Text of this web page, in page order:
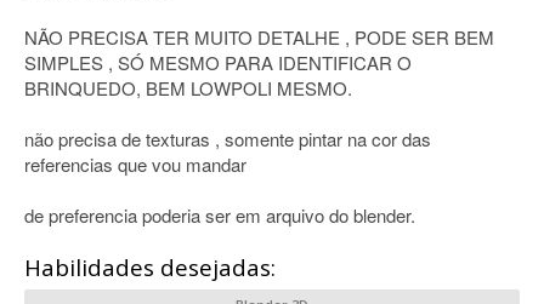
NÃO PRECISA TER MUITO DETALHE , PODE SER BEM
SIMPLES , SÓ MESMO PARA IDENTIFICAR O
BRINQUEDO, BEM LOWPOLI MESMO.
não precisa de texturas , somente pintar na cor das
referencias que vou mandar
de preferencia poderia ser em arquivo do blender.
Habilidades desejadas: